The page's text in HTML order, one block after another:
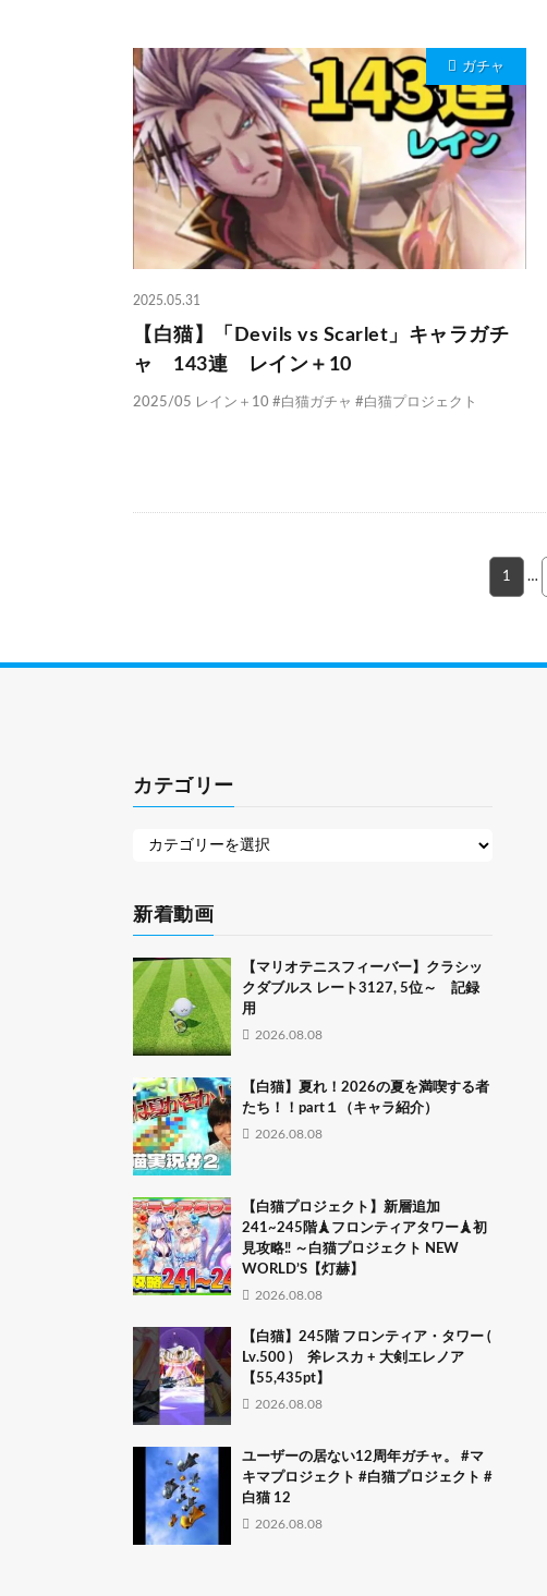
ガチャ
2025.05.31
【白猫】「Devils vs Scarlet」キャラガチ
ャ 143連 レイン＋10
2025/05 レイン＋10 #白猫ガチャ #白猫プロジェクト
1 …
カテゴリー
新着動画
【マリオテニスフィーバー】クラシッ
クダブルス レート3127, 5位～ 記録
用
2026.08.08
【白猫】夏れ！2026の夏を満喫する者
たち！！part１（キャラ紹介）
2026.08.08
【白猫プロジェクト】新層追加
241~245階🗼フロンティアタワー🗼初
見攻略‼ ～白猫プロジェクト NEW
WORLD’S【灯赫】
2026.08.08
【白猫】245階 フロンティア・タワー (
Lv.500 ) 斧レスカ + 大剣エレノア
【55,435pt】
2026.08.08
ユーザーの居ない12周年ガチャ。 #マ
キマプロジェクト #白猫プロジェクト #
白猫 12
2026.08.08